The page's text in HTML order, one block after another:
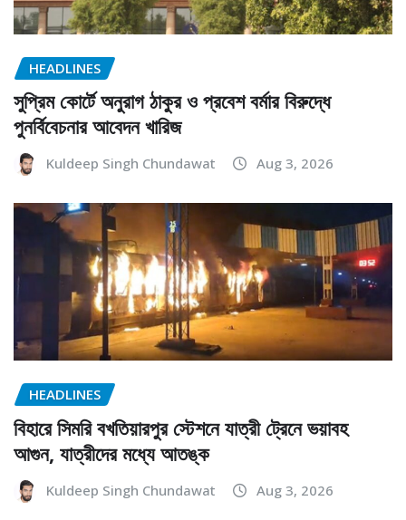
HEADLINES
সুপ্রিম কোর্টে অনুরাগ ঠাকুর ও প্রবেশ বর্মার বিরুদ্ধে
পুনর্বিবেচনার আবেদন খারিজ
Kuldeep Singh Chundawat Aug 3, 2026
HEADLINES
বিহারে সিমরি বখতিয়ারপুর স্টেশনে যাত্রী ট্রেনে ভয়াবহ
আগুন, যাত্রীদের মধ্যে আতঙ্ক
Kuldeep Singh Chundawat Aug 3, 2026